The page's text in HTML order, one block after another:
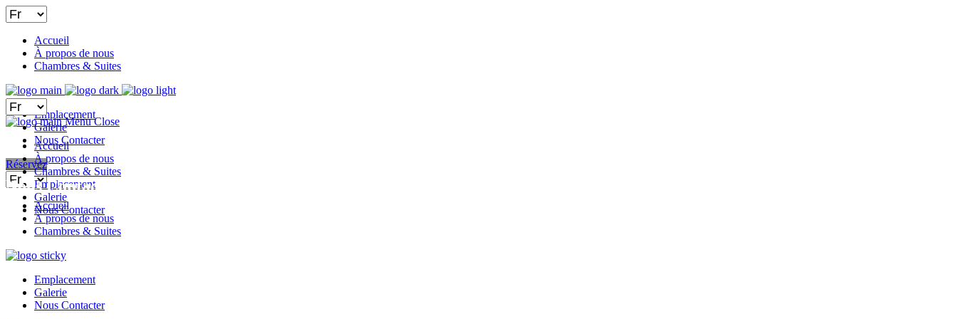
Choisir
une
langue Accueil
À propos de nous
Chambres & Suites
Emplacement
Galerie
Nous Contacter
Réservez
Choisir
une
langueAccueil
À propos de nous
Chambres & Suites
Emplacement
Galerie
Nous Contacter
Choisir
une
langue
Menu Close
Accueil
À propos de nous
Chambres & Suites
Emplacement
Galerie
Nous Contacter
Nous Contacter